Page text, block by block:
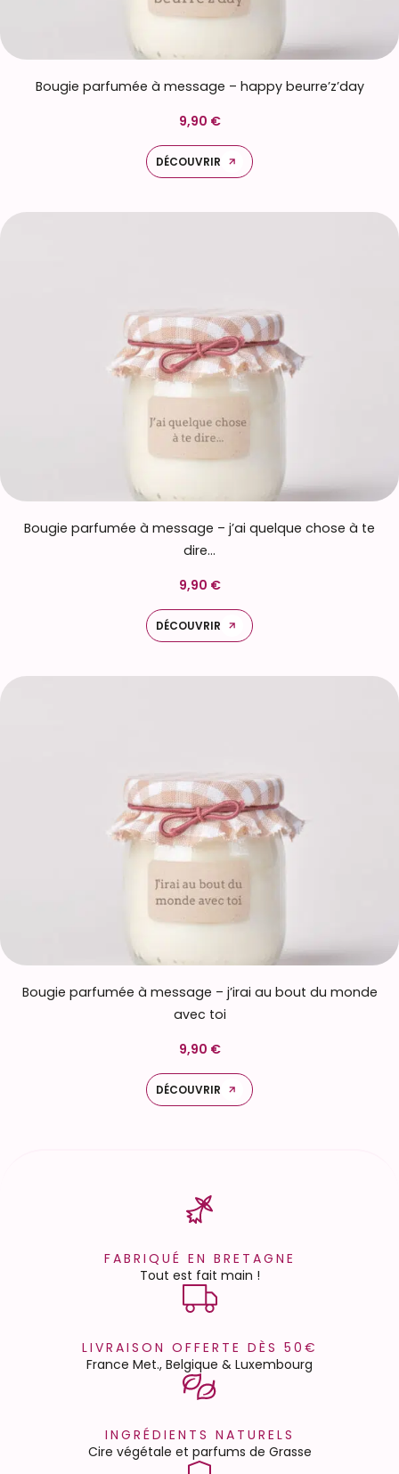
Bougie parfumée à message – happy beurre’z’day
9,90 €
DÉCOUVRIR
Bougie parfumée à message – j’ai quelque chose à te
dire…
9,90 €
DÉCOUVRIR
Bougie parfumée à message – j’irai au bout du monde
avec toi
9,90 €
DÉCOUVRIR
FABRIQUÉ EN BRETAGNE
Tout est fait main !
LIVRAISON OFFERTE DÈS 50€
France Met., Belgique & Luxembourg
INGRÉDIENTS NATURELS
Cire végétale et parfums de Grasse